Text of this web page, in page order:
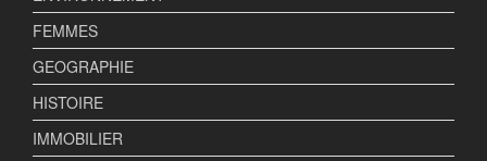
FEMMES
GEOGRAPHIE
HISTOIRE
IMMOBILIER